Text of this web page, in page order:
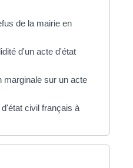
de la mairie en
d'un acte d'état
marginale sur un acte
civil français à